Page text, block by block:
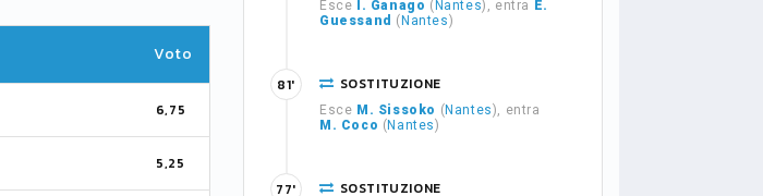
Voto
6,75
5,25
Esce I. Ganago ( Nantes), entra
E.
Guessand ( Nantes)
SOSTITUZIONE
Esce M. Sissoko ( Nantes), entra
M. Coco ( Nantes)
81'
SOSTITUZIONE
77'